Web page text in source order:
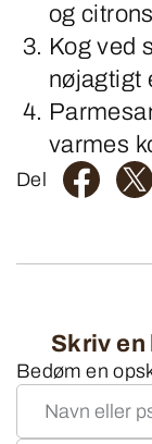
og
Kog ved
nøjagtigt
varmes
Del
Skriv
Bedøm en